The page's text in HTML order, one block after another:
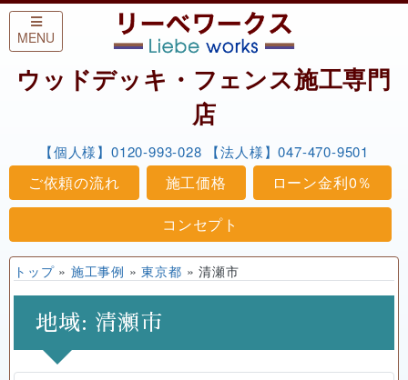
Skip to content
MENU
ウッドデッキ・フェンス施工専門
店
【個人様】0120-993-028 【法人様】047-470-9501
ご依頼の流れ 施工価格
ローン金利0％
コンセプト
トップ» 施工事例 »東京都 »清瀬市
地域: 清瀬市